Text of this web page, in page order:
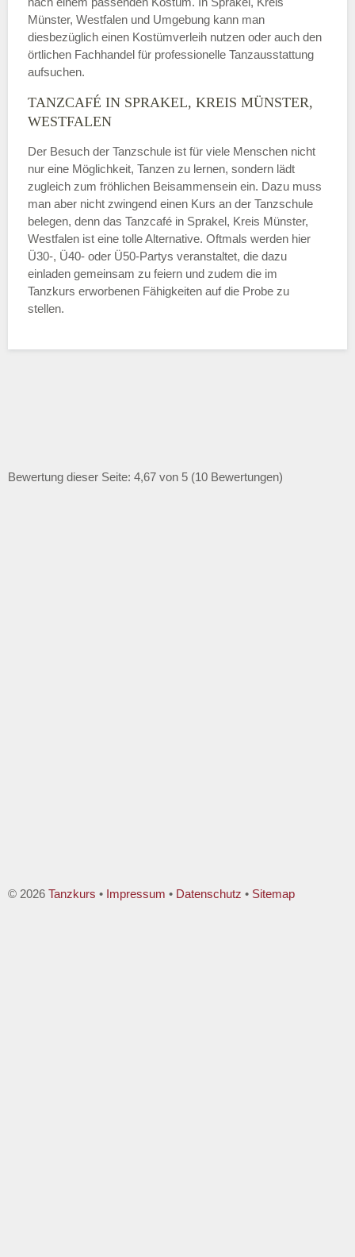
Münster, Westfalen und Umgebung kann man
diesbezüglich einen Kostümverleih nutzen oder auch den
örtlichen Fachhandel für professionelle Tanzausstattung
aufsuchen.
TANZCAFÉ IN SPRAKEL, KREIS MÜNSTER,
WESTFALEN
Der Besuch der Tanzschule ist für viele Menschen nicht
nur eine Möglichkeit, Tanzen zu lernen, sondern lädt
zugleich zum fröhlichen Beisammensein ein. Dazu muss
man aber nicht zwingend einen Kurs an der Tanzschule
belegen, denn das Tanzcafé in Sprakel, Kreis Münster,
Westfalen ist eine tolle Alternative. Oftmals werden hier
Ü30-, Ü40- oder Ü50-Partys veranstaltet, die dazu
einladen gemeinsam zu feiern und zudem die im
Tanzkurs erworbenen Fähigkeiten auf die Probe zu
stellen.
Bewertung dieser Seite: 4,67 von 5 (10 Bewertungen)
© 2026 Tanzkurs • Impressum • Datenschutz • Sitemap